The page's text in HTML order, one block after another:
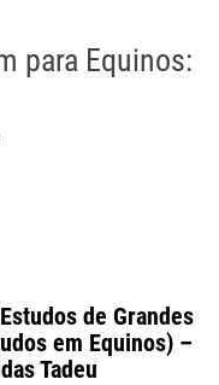
para Equinos:
de Grandes
em Equinos)–
Tadeu